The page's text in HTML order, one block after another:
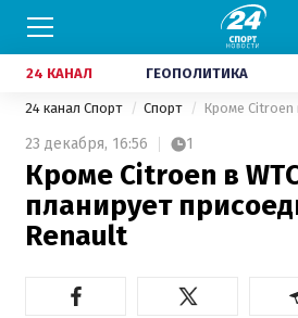
24 КАНАЛ ГЕОПОЛИТИКА
24 канал Спорт Спорт
23 декабря, 16:56 1
Кроме Citroen в
планирует
Renault